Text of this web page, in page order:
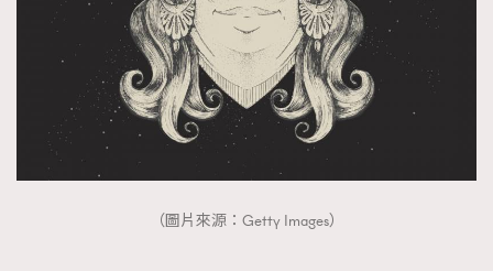
（圖片來源：Getty Images）